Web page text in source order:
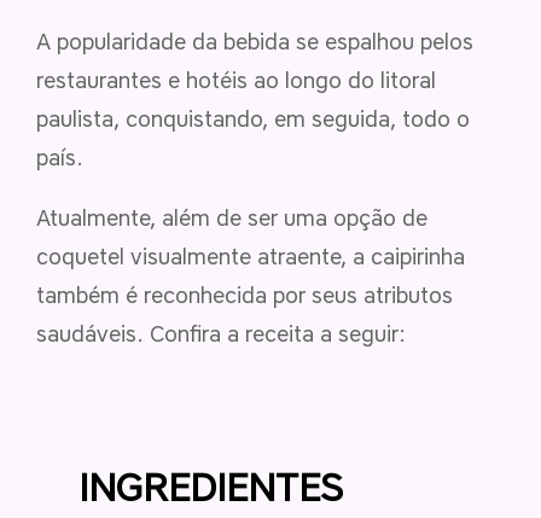
A popularidade da bebida se espalhou pelos
restaurantes e hotéis ao longo do litoral
paulista, conquistando, em seguida, todo o
país.
Atualmente, além de ser uma opção de
coquetel visualmente atraente, a caipirinha
também é reconhecida por seus atributos
saudáveis. Confira a receita a seguir:
INGREDIENTES